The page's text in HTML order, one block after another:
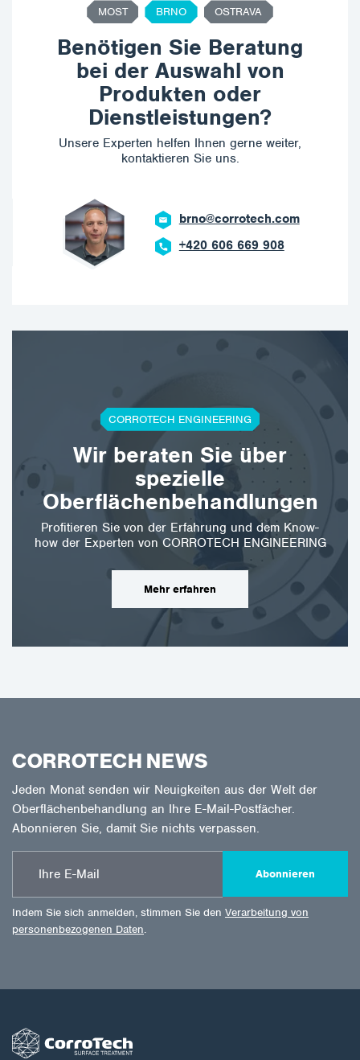
MOST BRNO OSTRAVA
Benötigen Sie Beratung
bei der Auswahl von
Produkten oder
Dienstleistungen?
Unsere Experten helfen Ihnen gerne weiter,
kontaktieren Sie uns.
brno@corrotech.com
+420 606 669 908
CORROTECH ENGINEERING
Wir beraten Sie über
spezielle
Oberflächenbehandlungen
Profitieren Sie von der Erfahrung und dem Know-
how der Experten von CORROTECH ENGINEERING
Mehr erfahren
CORROTECH NEWS
Jeden Monat senden wir Neuigkeiten aus der Welt der
Oberflächenbehandlung an Ihre E-Mail-Postfächer.
Abonnieren Sie, damit Sie nichts verpassen.
Abonnieren
Indem Sie sich anmelden, stimmen Sie den Verarbeitung von
personenbezogenen Daten.